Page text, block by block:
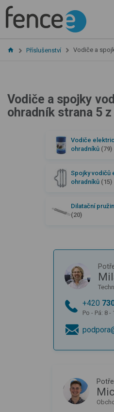
Příslušenství Vodiče a
Vodiče a spojky
ohradník strana 5 z
Vodiče
ohradníků (79)
Spojky vodičů
ohradníků (15)
Dilatační
(20)
+420
Po - Pá: 8 -